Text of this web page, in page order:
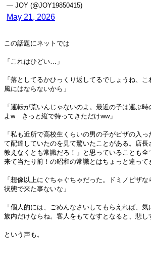
— JOY (@JOY19850415)
May 21, 2026
この話題にネットでは
「これはひどい…」
「落としてるかひっくり返してるでしょうね、
風にはならないから」
「運転が荒いんじゃないのよ。最近の子は運ぶ
よw きっと縦で持ってきただけww」
「私も近所で高校生くらいの男の子がピザの入
て配達していたのを見て驚いたことがある。店長
教えなくとも常識だろ！」と思っていることも全
来て当たり前！の昭和の常識とはちょっと違って
「想像以上にぐちゃぐちゃだった。ドミノピザ
状態で来た事ないな」
「個人的には、ごめんなさいしてもらえれば、
族内だけならね。客人をもてなすとなると、悲し
という声も。